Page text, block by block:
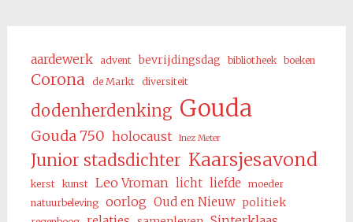
aardewerk advent bevrijdingsdag bibliotheek boeken
Corona de Markt diversiteit
dodenherdenking Gouda
Gouda 750 holocaust Inez Meter
Junior stadsdichter Kaarsjesavond
kerst kunst Leo Vroman licht liefde
moeder
natuurbeleving
oorlog Oud en Nieuw politiek